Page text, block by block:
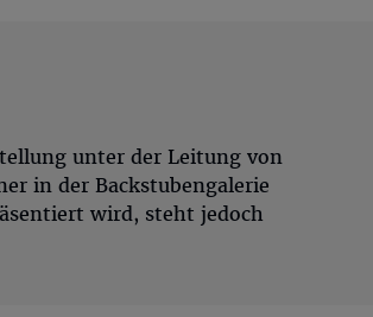
unter der Leitung von
in der Backstubengalerie
wird, steht jedoch